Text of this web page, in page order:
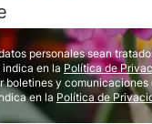
personales sean
en la Política de
boletines y comunicaciones
en la Política de